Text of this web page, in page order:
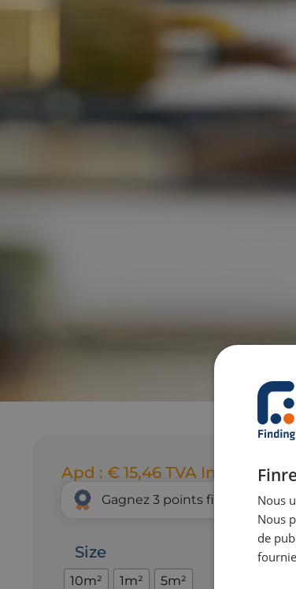
Apd : € 15,46 TVA Incl.
Gagnez 3 points fidélité grâce
Size
10m² 1m² 5m²
Nous
Nous
de